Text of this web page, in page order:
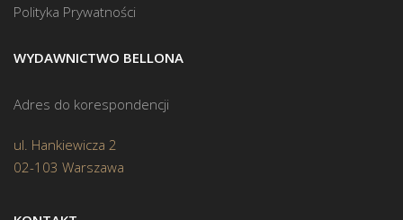
Polityka Prywatności
WYDAWNICTWO BELLONA
Adres do korespondencji
ul. Hankiewicza 2
02-103 Warszawa